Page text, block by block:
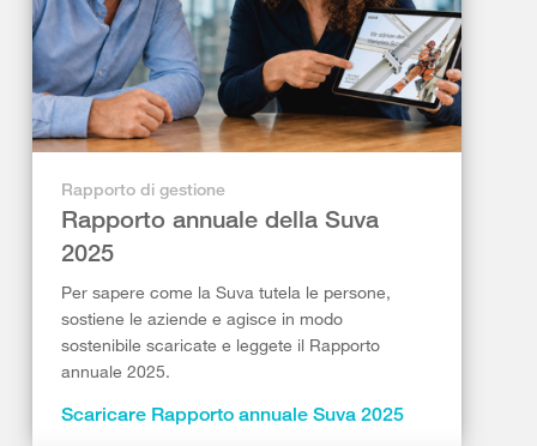
Rapporto di gestione
Rapporto annuale della Suva
2025
Per sapere come la Suva tutela le persone,
sostiene le aziende e agisce in modo
sostenibile scaricate e leggete il Rapporto
annuale 2025.
Scaricare Rapporto annuale Suva 2025